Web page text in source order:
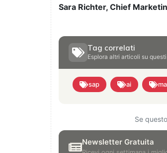
Sara Richter, Chief
Tag correlati
Esplora altri articoli su
sap ai
Se
Newsletter Gratuita